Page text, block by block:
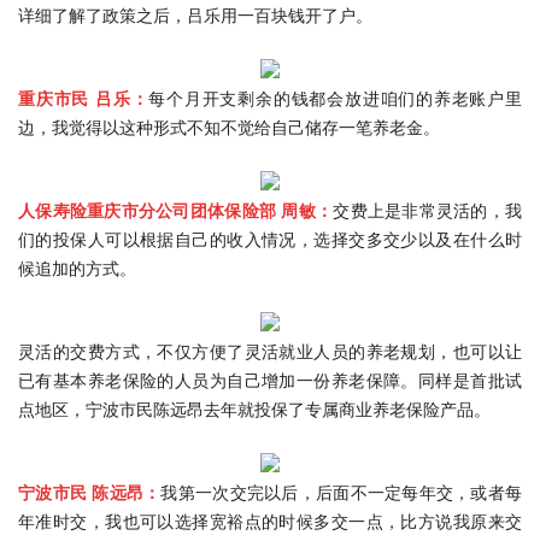
详细了解了政策之后，吕乐用一百块钱开了户。
重庆市民 吕乐：每个月开支剩余的钱都会放进咱们的养老账户里
边，我觉得以这种形式不知不觉给自己储存一笔养老金。
人保寿险重庆市分公司团体保险部 周敏：交费上是非常灵活的，我
们的投保人可以根据自己的收入情况，选择交多交少以及在什么时
候追加的方式。
灵活的交费方式，不仅方便了灵活就业人员的养老规划，也可以让
已有基本养老保险的人员为自己增加一份养老保障。同样是首批试
点地区，宁波市民陈远昂去年就投保了专属商业养老保险产品。
宁波市民 陈远昂：我第一次交完以后，后面不一定每年交，或者每
年准时交，我也可以选择宽裕点的时候多交一点，比方说我原来交